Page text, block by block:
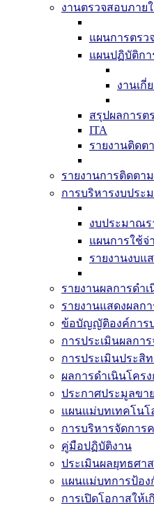
งานตรวจสอบภาย
แผนการตรว
แผนปฏิบัติก
งานเกี่
สรุปผลการต
ITA
รายงานติดต
รายงานการติดตา
การบริหารงบประ
งบประมาณร
แผนการใช้จ่
รายงานงบแ
รายงานผลการดำ
รายงานแสดงผลก
ข้อบัญญัติองค์การ
การประเมินผลกา
การประเมินประสิ
ผลการดำเนินโครง
ประกาศประมูลขา
แผนแม่บทเทคโนโ
การบริหารจัดการ
คู่มือปฏิบัติงาน
ประเมินผลยุทธศา
แผนแม่บทการป้อง
การเปิดโอกาสให้